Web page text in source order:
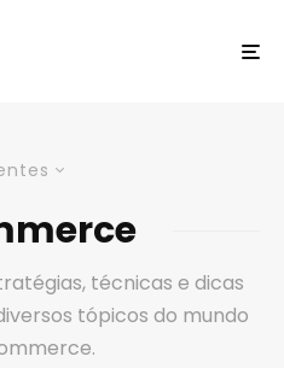
técnicas e dicas
tópicos do mundo